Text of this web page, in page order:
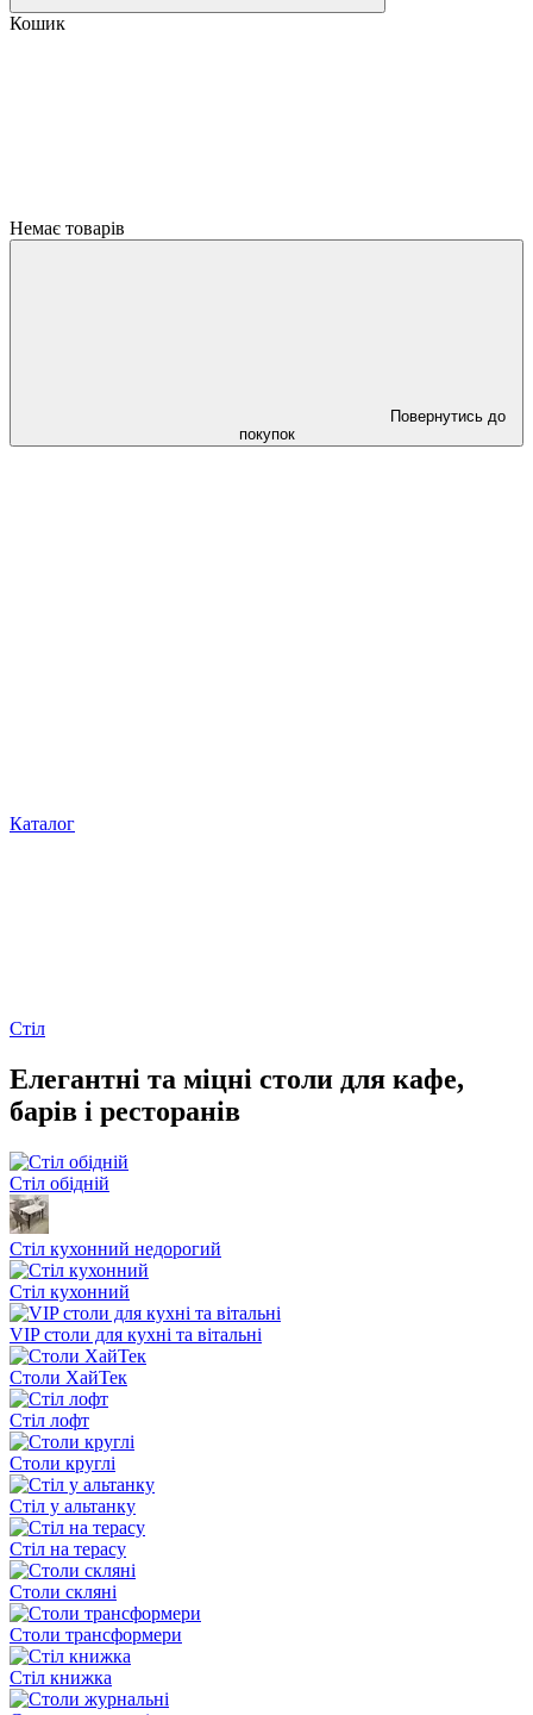
Кошик
Немає товарів
Повернутись до
покупок
Каталог
Стіл
Елегантні та міцні столи для кафе,
барів і ресторанів
Стіл обідній
Стіл кухонний недорогий
Стіл кухонний
VIP столи для кухні та вітальні
Столи ХайТек
Стіл лофт
Столи круглі
Стіл у альтанку
Стіл на терасу
Столи скляні
Столи трансформери
Стіл книжка